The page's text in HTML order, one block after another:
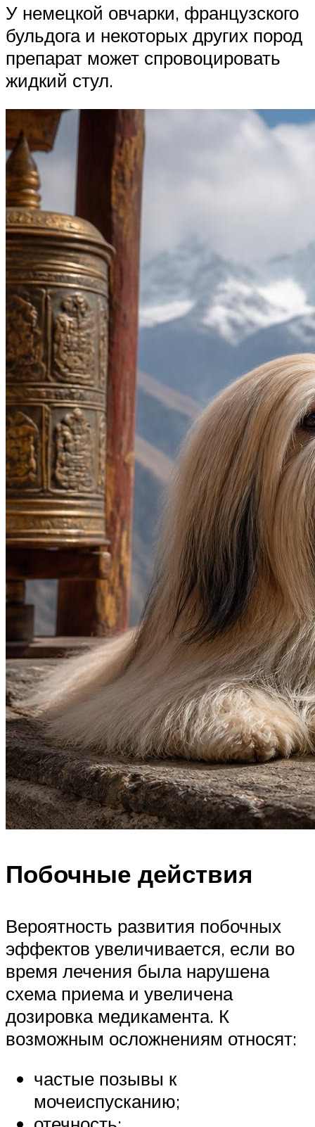
У немецкой овчарки, французского
бульдога и некоторых других пород
препарат может спровоцировать
жидкий стул.
Побочные действия
Вероятность развития побочных
эффектов увеличивается, если во
время лечения была нарушена
схема приема и увеличена
дозировка медикамента. К
возможным осложнениям относят:
частые позывы к
мочеиспусканию;